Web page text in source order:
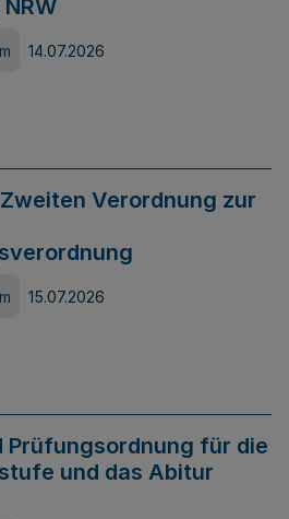
14.07.2026
Verordnung zur
15.07.2026
Prüfungsordnung für die
und das Abitur